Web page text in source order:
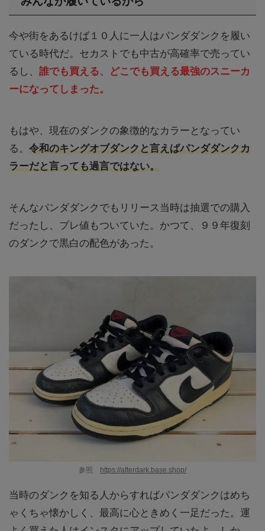
今や街をあるけば１０人に一人はパンダダンクを履い
ている時代だ。セカストでも中古が高確率で売ってい
るし、 誰でも買える、どこでも買える最強のスニーカ
ーになってしまった。
もはや、現在のダンクの象徴的なカラーとなってい
る。 令和のキングオブダンクと言えばパンダダンクカ
ラーだと言っても過言ではない。
そんなパンダダンクでもリリース当時は抽選での購入
だったし、プレ値もついていた。かつて、９９年復刻
のダンクで黒白の配色があった。
参照 https://afterdark.base.shop/
当時のダンクを知る人からすればパンダダンクはめち
ゃくちゃ懐かしく、最高に心ときめく一足だった。運